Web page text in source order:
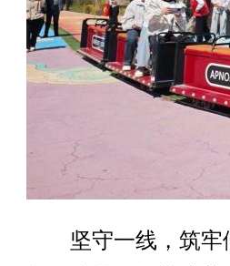
坚守一线，筑牢